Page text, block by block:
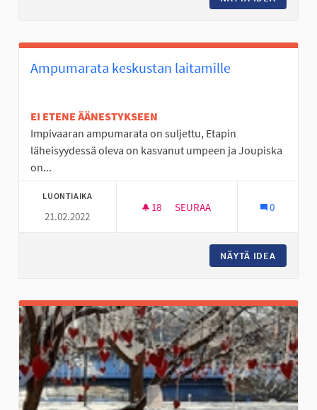
Ampumarata keskustan laitamille
EI ETENE ÄÄNESTYKSEEN
Impivaaran ampumarata on suljettu, Etapin
läheisyydessä oleva on kasvanut umpeen ja Joupiska
on...
LUONTIAIKA
21.02.2022
18 18 SEURAAJAA
SEURAA 0
NÄYTÄ IDEA